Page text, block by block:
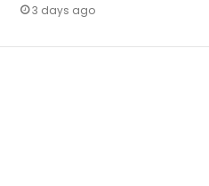
3 days ago